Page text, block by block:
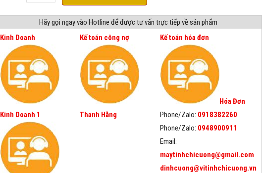
Hãy gọi ngay vào Hotline để được tư vấn trực tiếp về sản phẩm
Kinh Doanh
Kinh Doanh 1
Kế toán công nợ
Thanh Hằng
Kế toán hóa đơn
Hóa Đơn
Phone/Zalo: 0918382260
Phone/Zalo: 0948900911
Email:
maytinhchicuong@gmail.com
dinhcuong@vitinhchicuong.vn